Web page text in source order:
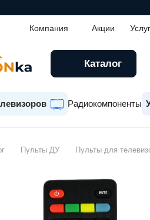
Компания Акции
Каталог
Радиокомпоненты
Пульты ДУ Пульты для